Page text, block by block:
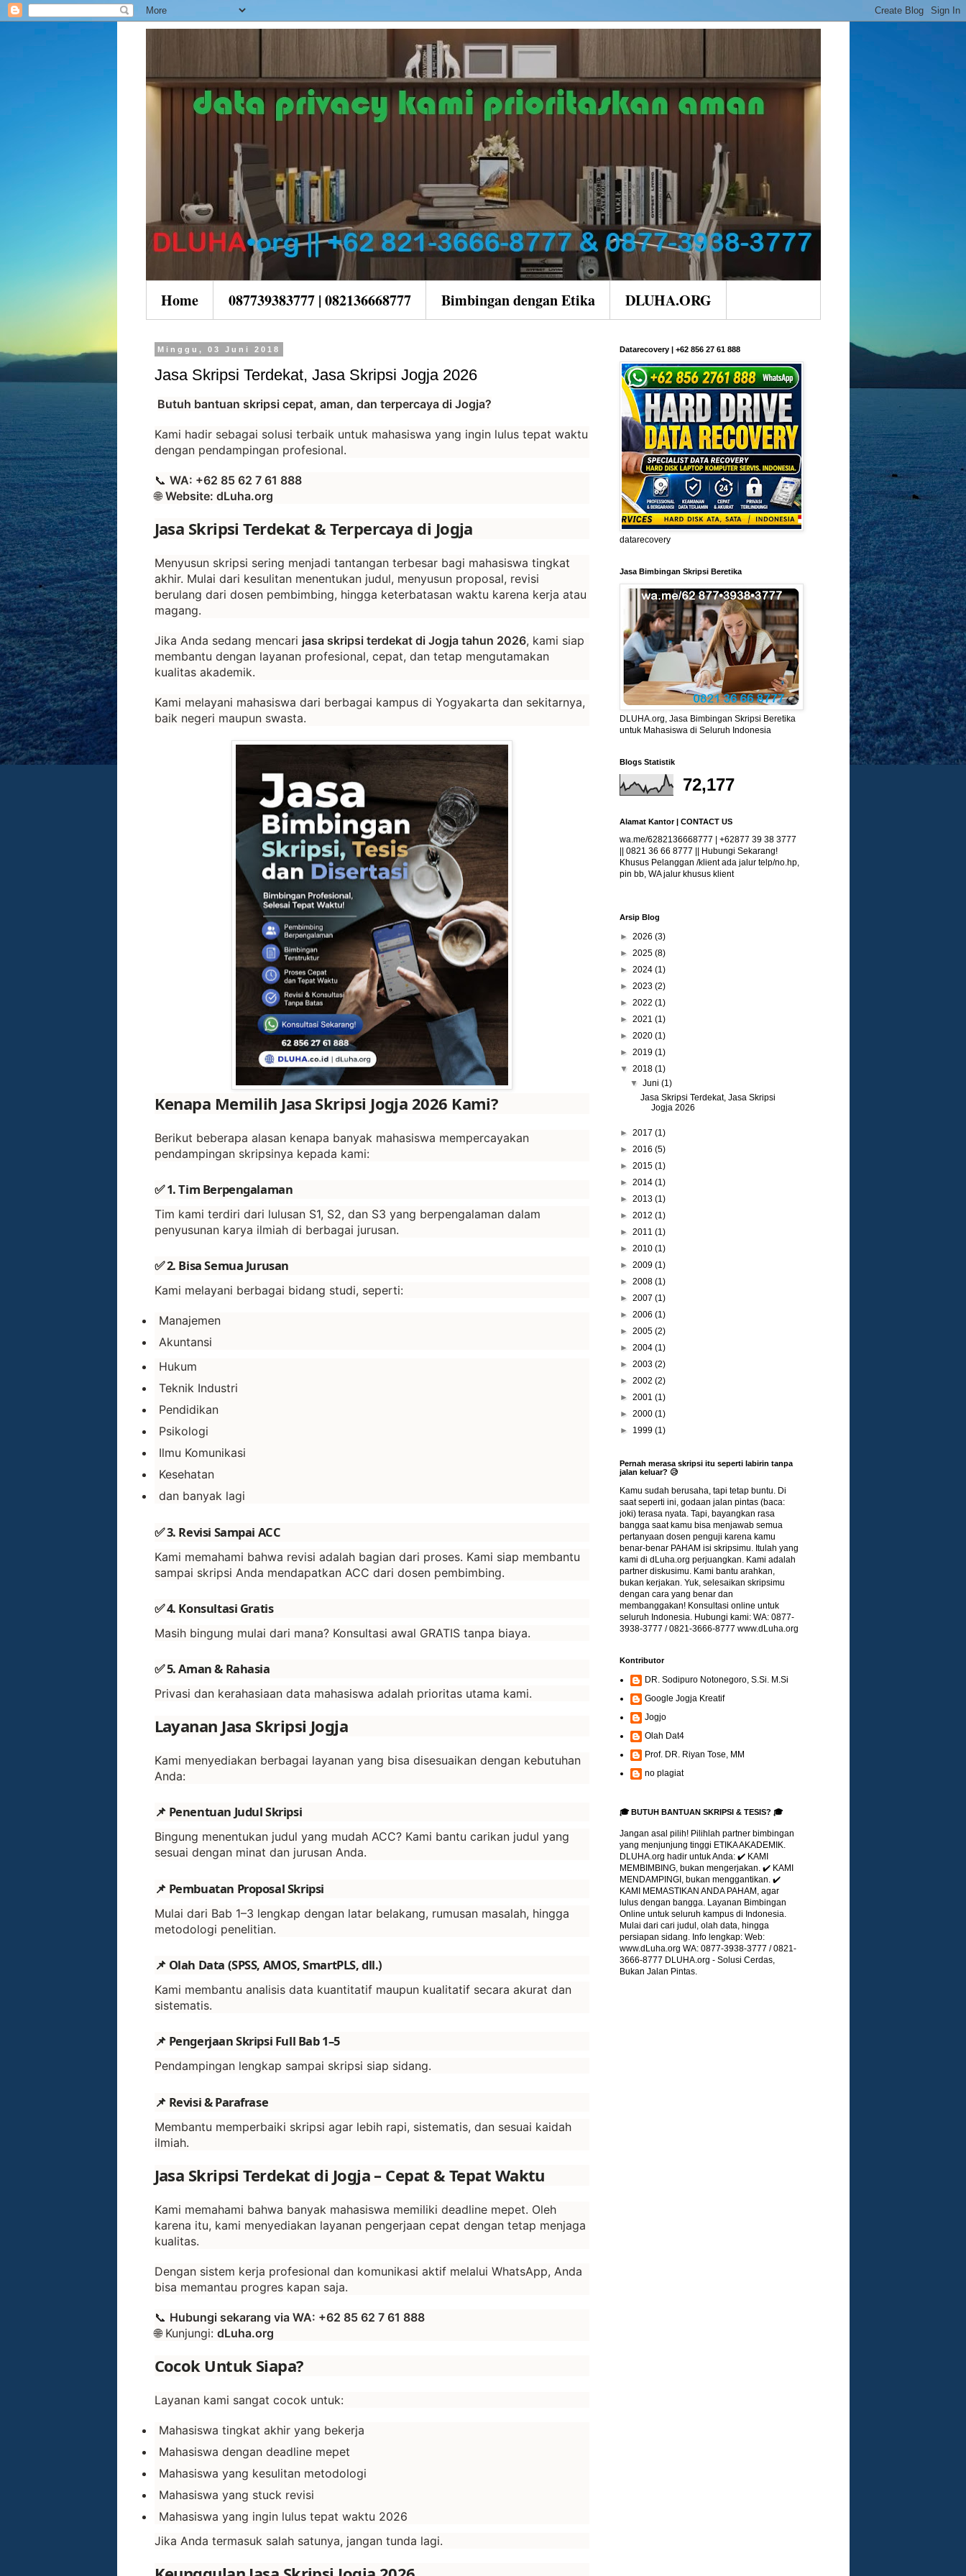
Home 087739383777 | 082136668777 Bimbingan dengan Etika DLUHA.ORG
Minggu, 03 Juni 2018
Jasa Skripsi Terdekat, Jasa Skripsi Jogja 2026
Butuh bantuan skripsi cepat, aman, dan terpercaya di Jogja?
Kami hadir sebagai solusi terbaik untuk mahasiswa yang ingin lulus tepat waktu
dengan pendampingan profesional.
📞 WA: +62 85 62 7 61 888
🌐Website: dLuha.org
Jasa Skripsi Terdekat & Terpercaya di Jogja
Menyusun skripsi sering menjadi tantangan terbesar bagi mahasiswa tingkat
akhir. Mulai dari kesulitan menentukan judul, menyusun proposal, revisi
berulang dari dosen pembimbing, hingga keterbatasan waktu karena kerja atau
magang.
Jika Anda sedang mencari jasa skripsi terdekat di Jogja tahun 2026, kami siap
membantu dengan layanan profesional, cepat, dan tetap mengutamakan
kualitas akademik.
Kami melayani mahasiswa dari berbagai kampus di Yogyakarta dan sekitarnya,
baik negeri maupun swasta.
Kenapa Memilih Jasa Skripsi Jogja 2026 Kami?
Berikut beberapa alasan kenapa banyak mahasiswa mempercayakan
pendampingan skripsinya kepada kami:
✅ 1. Tim Berpengalaman
Tim kami terdiri dari lulusan S1, S2, dan S3 yang berpengalaman dalam
penyusunan karya ilmiah di berbagai jurusan.
✅ 2. Bisa Semua Jurusan
Kami melayani berbagai bidang studi, seperti:
Manajemen
Akuntansi
Hukum
Teknik Industri
Pendidikan
Psikologi
Ilmu Komunikasi
Kesehatan
dan banyak lagi
✅ 3. Revisi Sampai ACC
Kami memahami bahwa revisi adalah bagian dari proses. Kami siap membantu
sampai skripsi Anda mendapatkan ACC dari dosen pembimbing.
✅ 4. Konsultasi Gratis
Masih bingung mulai dari mana? Konsultasi awal GRATIS tanpa biaya.
✅ 5. Aman & Rahasia
Privasi dan kerahasiaan data mahasiswa adalah prioritas utama kami.
Layanan Jasa Skripsi Jogja
Kami menyediakan berbagai layanan yang bisa disesuaikan dengan kebutuhan
Anda:
📌 Penentuan Judul Skripsi
Bingung menentukan judul yang mudah ACC? Kami bantu carikan judul yang
sesuai dengan minat dan jurusan Anda.
📌 Pembuatan Proposal Skripsi
Mulai dari Bab 1–3 lengkap dengan latar belakang, rumusan masalah, hingga
metodologi penelitian.
📌 Olah Data (SPSS, AMOS, SmartPLS, dll.)
Kami membantu analisis data kuantitatif maupun kualitatif secara akurat dan
sistematis.
📌 Pengerjaan Skripsi Full Bab 1–5
Pendampingan lengkap sampai skripsi siap sidang.
📌 Revisi & Parafrase
Membantu memperbaiki skripsi agar lebih rapi, sistematis, dan sesuai kaidah
ilmiah.
Jasa Skripsi Terdekat di Jogja – Cepat & Tepat Waktu
Kami memahami bahwa banyak mahasiswa memiliki deadline mepet. Oleh
karena itu, kami menyediakan layanan pengerjaan cepat dengan tetap menjaga
kualitas.
Dengan sistem kerja profesional dan komunikasi aktif melalui WhatsApp, Anda
bisa memantau progres kapan saja.
📞 Hubungi sekarang via WA: +62 85 62 7 61 888
🌐 Kunjungi: dLuha.org
Cocok Untuk Siapa?
Layanan kami sangat cocok untuk:
Mahasiswa tingkat akhir yang bekerja
Mahasiswa dengan deadline mepet
Mahasiswa yang kesulitan metodologi
Mahasiswa yang stuck revisi
Mahasiswa yang ingin lulus tepat waktu 2026
Jika Anda termasuk salah satunya, jangan tunda lagi.
Datarecovery | +62 856 27 61 888
datarecovery
Jasa Bimbingan Skripsi Beretika
DLUHA.org, Jasa Bimbingan Skripsi Beretika
untuk Mahasiswa di Seluruh Indonesia
Blogs Statistik
72,177
Alamat Kantor | CONTACT US
wa.me/6282136668777 | +62877 39 38 3777
|| 0821 36 66 8777 || Hubungi Sekarang!
Khusus Pelanggan /klient ada jalur telp/no.hp,
pin bb, WA jalur khusus klient
Arsip Blog
► 2026 (3)
► 2025 (8)
► 2024 (1)
► 2023 (2)
► 2022 (1)
► 2021 (1)
► 2020 (1)
► 2019 (1)
▼ 2018 (1)
▼ Juni (1)
Jasa Skripsi Terdekat, Jasa Skripsi
Jogja 2026
► 2017 (1)
► 2016 (5)
► 2015 (1)
► 2014 (1)
► 2013 (1)
► 2012 (1)
► 2011 (1)
► 2010 (1)
► 2009 (1)
► 2008 (1)
► 2007 (1)
► 2006 (1)
► 2005 (2)
► 2004 (1)
► 2003 (2)
► 2002 (2)
► 2001 (1)
► 2000 (1)
►
1999 (1)
Pernah merasa skripsi itu seperti labirin tanpa
jalan keluar? 😥
Kamu sudah berusaha, tapi tetap buntu. Di
saat seperti ini, godaan jalan pintas (baca:
joki) terasa nyata. Tapi, bayangkan rasa
bangga saat kamu bisa menjawab semua
pertanyaan dosen penguji karena kamu
benar-benar PAHAM isi skripsimu. Itulah yang
kami di dLuha.org perjuangkan. Kami adalah
partner diskusimu. Kami bantu arahkan,
bukan kerjakan. Yuk, selesaikan skripsimu
dengan cara yang benar dan
membanggakan! Konsultasi online untuk
seluruh Indonesia. Hubungi kami: WA: 0877-
3938-3777 / 0821-3666-8777 www.dLuha.org
Kontributor
DR. Sodipuro Notonegoro, S.Si. M.Si
Google Jogja Kreatif
Jogjo
Olah Dat4
Prof. DR. Riyan Tose, MM
no plagiat
🎓 BUTUH BANTUAN SKRIPSI & TESIS? 🎓
Jangan asal pilih! Pilihlah partner bimbingan
yang menjunjung tinggi ETIKA AKADEMIK.
DLUHA.org hadir untuk Anda: ✔️ KAMI
MEMBIMBING, bukan mengerjakan. ✔️ KAMI
MENDAMPINGI, bukan menggantikan. ✔️
KAMI MEMASTIKAN ANDA PAHAM, agar
lulus dengan bangga. Layanan Bimbingan
Online untuk seluruh kampus di Indonesia.
Mulai dari cari judul, olah data, hingga
persiapan sidang. Info lengkap: Web:
www.dLuha.org WA: 0877-3938-3777 / 0821-
3666-8777 DLUHA.org - Solusi Cerdas,
Bukan Jalan Pintas.